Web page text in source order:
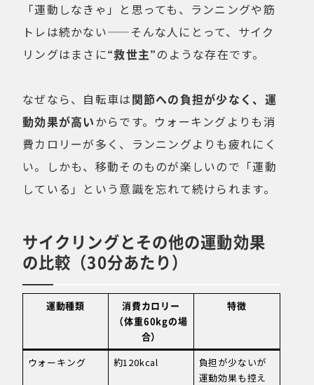
「運動しなきゃ」と思っても、ランニングや筋
トレは続かない——そんな人にとって、サイク
リングはまさに“救世主”のような存在です。
なぜなら、自転車は関節への負担が少なく、運
動効果が高いからです。ウォーキングよりも消
費カロリーが多く、ランニングよりも疲れにく
い。しかも、移動そのものが楽しいので「運動
している」という意識を忘れて続けられます。
サイクリングとその他の運動効果
の比較（30分あたり）
運動種類
消費カロリー
（体重60kgの場
合）
特徴
ウォーキング 約120kcal
負担が少ないが
運動効果も控え